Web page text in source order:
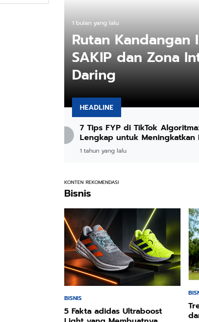
HEADLINE
1 bulan yang lalu
Rutan
SAKIP dan Zona
Daring
7 Tips FYP di TikTok
Lengkap untuk Meningkatkan
dan Visibilitas Konten
1 tahun yang lalu
KONTEN REKOMENDASI
Bisnis
BISNIS
5 Fakta adidas Ultraboost